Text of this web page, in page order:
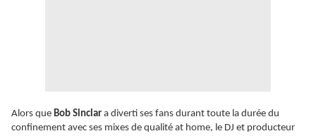
Alors que Bob Sinclar a diverti ses fans durant toute la durée du
confinement avec ses mixes de qualité at home, le DJ et producteur